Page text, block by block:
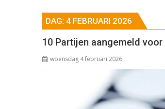
DAG: 4 FEBRUARI 2026
10 Partijen aangemeld
woensdag 4 februari 2026